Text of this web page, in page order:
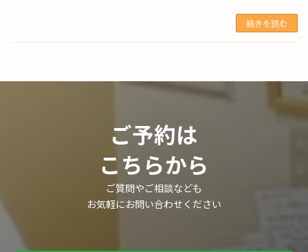
続きを読む
ご予約は
こちらから
ご質問やご相談なども
お気軽にお問い合わせください